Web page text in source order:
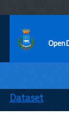
ENTI
TEMI
Dataset